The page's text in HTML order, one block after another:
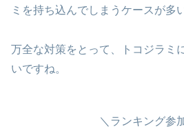
ミを持ち込んでしまうケースが多
万全な対策をとって、トコジラミ
いですね。
＼ランキング参